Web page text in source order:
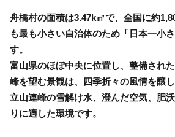
舟橋村の面積は3.47k㎡で、全国に約
も最も小さい自治体のため「日本一小
す。
富山県のほぼ中央に位置し、整備され
峰を望む景観は、四季折々の風情を醸し
立山連峰の雪解け水、澄んだ空気、肥
りに適した環境です。